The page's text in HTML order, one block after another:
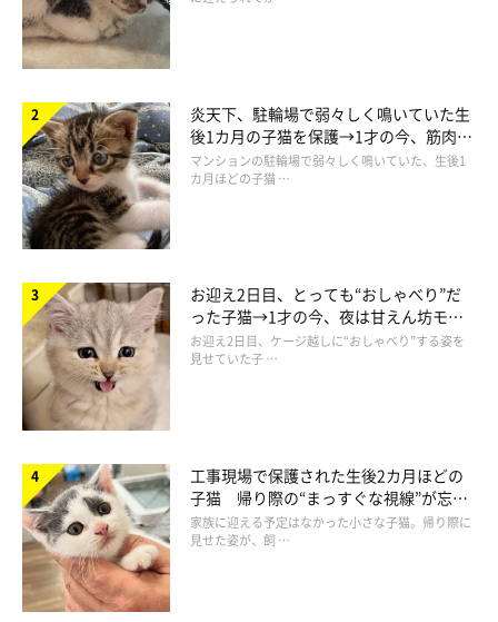
炎天下、駐輪場で弱々しく鳴いていた生
後1カ月の子猫を保護→1才の今、筋肉質
でツンデレなコに成長
マンションの駐輪場で弱々しく鳴いていた、生後1
カ月ほどの子猫 …
お迎え2日目、とっても“おしゃべり”だ
った子猫→1才の今、夜は甘えん坊モー
ドになるコに成長！
お迎え2日目、ケージ越しに“おしゃべり”する姿を
見せていた子 …
工事現場で保護された生後2カ月ほどの
子猫 帰り際の“まっすぐな視線”が忘れ
られず、家族の一員に
家族に迎える予定はなかった小さな子猫。帰り際に
見せた姿が、飼 …